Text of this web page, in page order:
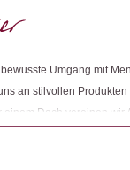
🎁
Umgang mit
an stilvollen
einem Dach vereinen wir
nach mehr Sinn